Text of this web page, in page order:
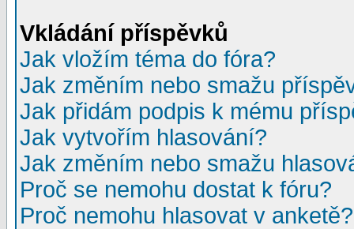
Vkládání příspěvků
Jak vložím téma do fóra?
Jak změním nebo smažu
Jak přidám podpis k mému
Jak vytvořím hlasování?
Jak změním nebo smažu
Proč se nemohu dostat k fóru?
Proč nemohu hlasovat v anketě?